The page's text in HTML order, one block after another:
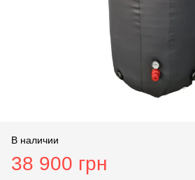
В наличии
38 900 грн